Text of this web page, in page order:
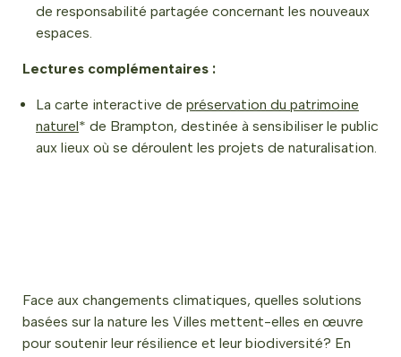
de responsabilité partagée concernant les nouveaux
espaces.
Lectures complémentaires :
La carte interactive de préservation du patrimoine
naturel* de Brampton, destinée à sensibiliser le public
aux lieux où se déroulent les projets de naturalisation.
Face aux changements climatiques, quelles solutions
basées sur la nature les Villes mettent-elles en œuvre
pour soutenir leur résilience et leur biodiversité? En